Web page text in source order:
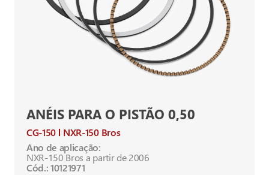
ANÉIS PARA O PISTÃO 0,50
CG-150
NXR-150 Bros
Ano de aplicação:
NXR-150 Bros a partir de 2006
Cód.: 10121971